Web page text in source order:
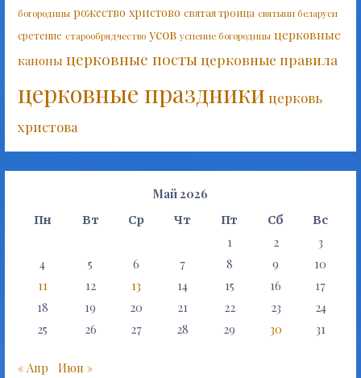
богородицы рожество христово святая троица святыни беларуси
сретение старообрядчество усов успение богородицы церковные
каноны церковные постыцерковные правила
церковные праздникицерковь
христова
Май 2026
Пн Вт Ср Чт Пт Сб Вс
1 2
3
4
5 6 7 8 9
10
11
12 13 14 15 16
17
18
19 20 21 22 23
24
25
26 27 28 29 30 31
« Апр Июн »